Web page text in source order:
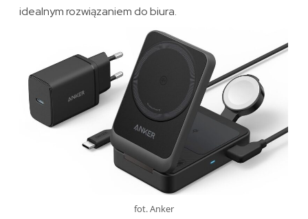
idealnym rozwiązaniem do biura.
fot. Anker